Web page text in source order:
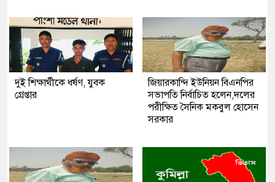
দুই শিক্ষার্থীকে ধর্ষণ, যুবক
গ্রেপ্তার
জিয়ারকান্দি ইউনিয়ন বিএনপির
সভাপতি নির্বাচিত হলেন,দলের
পরীক্ষিত সৈনিক মকবুল হোসেন
সরকার